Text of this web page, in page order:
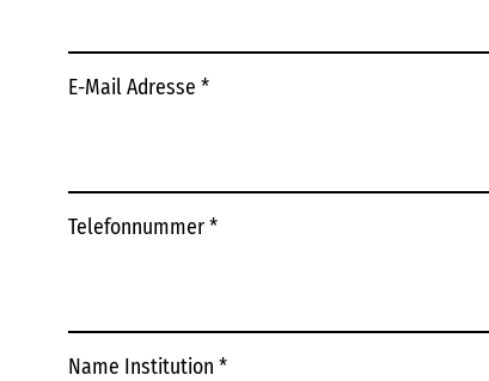
E-Mail Adresse *
Telefonnummer*
Name Institution *